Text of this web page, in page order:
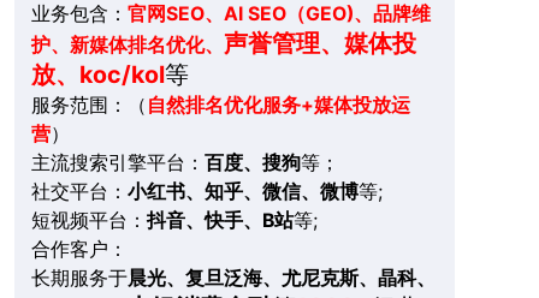
业务包含： 官网SEO、AI SEO（GEO)、品牌维
护、新媒体排名优化、 声誉管理、媒体投
放、koc/kol等
服务范围：（ 自然排名优化服务+媒体投放运
营）
主流搜索引擎平台： 百度、搜狗等；
社交平台： 小红书、知乎、微信、微博等;
短视频平台：抖音、快手、B站等;
合作客户：
长期服务于晨光、复旦泛海、尤尼克斯、晶科、